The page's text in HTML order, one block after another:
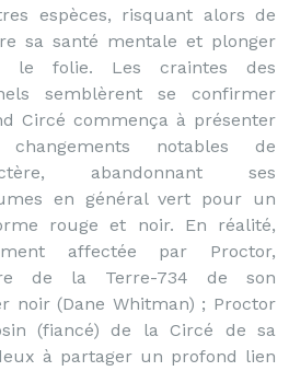
espèces, risquant alors de
sa santé mentale et plonger
le folie. Les craintes des
semblèrent se confirmer
Circé commença à présenter
changements notables de
abandonnant ses
en général vert pour un
rouge et noir. En réalité,
affectée par Proctor,
de la Terre-734 de son
noir (Dane Whitman) ; Proctor
(fiancé) de la Circé de sa
à partager un profond lien